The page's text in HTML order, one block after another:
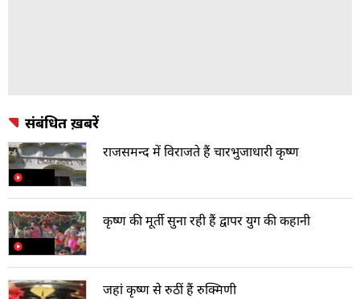
संबंधित ख़बरें
राजसमन्द में विराजते हैं चारभुजाधारी कृष्ण
कृष्ण की मूर्ती सुना रही हैं द्वापर युग की कहानी
जहां कृष्ण से रुठीं हैं रुक्मिणी